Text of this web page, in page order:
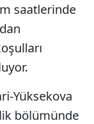
saatlerinde
Yüksekova
bölümünde